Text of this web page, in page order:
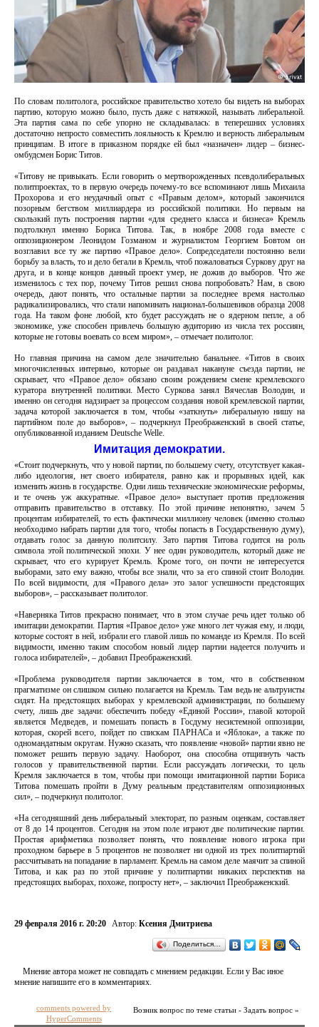
По словам политолога, российское правительство хотело бы видеть на выборах
партию, которую можно было, пусть даже с натяжкой, называть либеральной.
Эта партия сама по себе упорно не складывалась: в теперешних условиях
достаточно непросто совместить лояльность к Кремлю и верность либеральным
принципам. В итоге в приказном порядке ей был «назначен» лидер – бизнес-
омбудсмен Борис Титов.
«Титову не привыкать. Если говорить о мертворожденных псевдолиберальных
политпроектах, то в первую очередь почему-то все вспоминают лишь Михаила
Прохорова и его неудачный опыт с «Правым делом», который закончился
позорным бегством миллиардера из российской политики. Но первым на
скользкий путь построения партии «для среднего класса и бизнеса» Кремль
подтолкнул именно Бориса Титова. Так, в ноябре 2008 года вместе с
оппозиционером Леонидом Гозманом и журналистом Георгием Бовтом он
возглавил все ту же партию «Правое дело». Сопредседатели постоянно вели
борьбу за власть, то и дело бегали в Кремль, чтоб пожаловаться Суркову друг на
друга, и в конце концов данный проект умер, не дожив до выборов. Что же
изменилось с тех пор, почему Титов решил снова попробовать? Нам, в свою
очередь, дают понять, что остальные партии за последнее время настолько
радикализировались, что стали напоминать национал-большевиков образца 2008
года. На таком фоне любой, кто будет рассуждать не о ядерном пепле, а об
экономике, уже способен привлечь большую аудиторию из числа тех россиян,
которые не готовы воевать со всем миром», – отмечает политолог.
Но главная причина на самом деле значительно банальнее. «Титов в своих
многочисленных интервью, которые он раздавал накануне съезда партии, не
скрывает, что «Правое дело» обязано своим рождением смене кремлевского
куратора внутренней политики. Место Суркова занял Вячеслав Володин, и
именно он сегодня надзирает за процессом создания новой кремлевской партии,
задача которой заключается в том, чтобы «заткнуть» либеральную нишу на
партийном поле до выборов», – подчеркнул Преображенский в своей статье,
опубликованной изданием Deutsche Welle.
Имитация демократии.
«Стоит подчеркнуть, что у новой партии, по большему счету, отсутствует какая-
либо идеология, нет своего избирателя, равно как и прорывных идей, как
изменить жизнь в государстве. Одни лишь технические экономические реформы,
и те очень уж аккуратные. «Правое дело» выступает против предложения
отправить правительство в отставку. По этой причине непонятно, зачем 5
процентам избирателей, то есть фактически миллиону человек (именно столько
необходимо набрать партии для того, чтобы попасть в Государственную думу),
отдавать голос за данную политсилу. Зато партия Титова годится на роль
символа этой политической эпохи. У нее один руководитель, который даже не
скрывает, что его курирует Кремль. Кроме того, он почти не интересуется
выборами, зато ему важно, чтобы все знали, что за его спиной стоит Володин.
По всей видимости, для «Правого дела» это залог успешности предстоящих
выборов», – рассказывает политолог.
«Наверняка Титов прекрасно понимает, что в этом случае речь идет только об
имитации демократии. Партия «Правое дело» уже много лет чужая ему, и люди,
которые состоят в ней, избрали его главой лишь по команде из Кремля. По всей
видимости, именно таким способом новый лидер партии надеется получить и
голоса избирателей», – добавил Преображенский.
«Проблема руководителя партии заключается в том, что в собственном
прагматизме он слишком сильно полагается на Кремль. Там ведь не альтруисты
сидят. На предстоящих выборах у кремлевской администрации, по большему
счету, лишь две задачи: обеспечить победу «Единой России», главой которой
является Медведев, и помешать попасть в Госдуму несистемной оппозиции,
которая, скорей всего, пойдет по спискам ПАРНАСа и «Яблока», а также по
одномандатным округам. Нужно сказать, что появление «новой» партии явно не
поможет решить первую задачу. Наоборот, она способна отщипнуть часть
голосов у правительственной партии. Если рассуждать логически, то цель
Кремля заключается в том, чтобы при помощи имитационной партии Бориса
Титова помешать пройти в Думу реальным представителям оппозиционных
сил», – подчеркнул политолог.
«На сегодняшний день либеральный электорат, по разным оценкам, составляет
от 8 до 14 процентов. Сегодня на этом поле играют две политические партии.
Простая арифметика позволяет понять, что появление нового игрока при
проходном барьере в 5 процентов не позволяет ни одной из трех политпартий
рассчитывать на попадание в парламент. Кремль на самом деле маячит за спиной
Титова, и как раз по этой причине у политпартии никаких перспектив на
предстоящих выборах, похоже, попросту нет», – заключил Преображенский.
29 февраля 2016 г. 20:20 Автор: Ксения Дмитриева
Поделиться…
Мнение автора может не совпадать с мнением редакции. Если у Вас иное
мнение напишите его в комментариях.
Возник вопрос по теме статьи - Задать вопрос »
comments powered by
HyperComments